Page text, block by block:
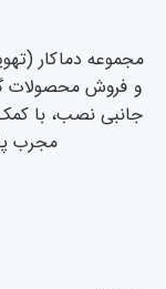
و فروش محصولات
جانبی نصب، با
مجرب